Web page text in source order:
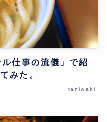
仕事の流儀」で紹
みた。
taniwaki